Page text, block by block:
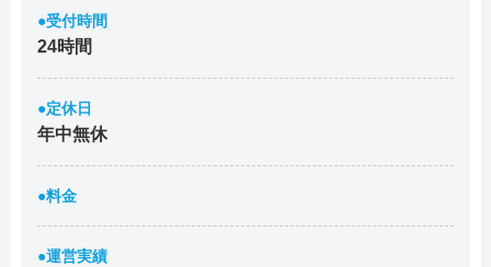
●受付時間
24時間
●定休日
年中無休
●料金
●運営実績